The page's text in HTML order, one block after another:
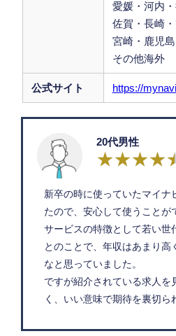
愛媛・河内
佐賀・長崎
宮崎・鹿児
その他海外
公式サイト https://
20代男性
新卒の時に使っていたマイナ
たので、安心して使うことが
サービスの特徴として若い世
とのことで、年収はあまり高
なと思っていました。
ですが紹介されている求人を
く、いい意味で期待を裏切ら